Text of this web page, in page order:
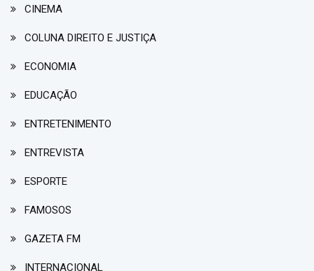
CINEMA
COLUNA DIREITO E JUSTIÇA
ECONOMIA
EDUCAÇÃO
ENTRETENIMENTO
ENTREVISTA
ESPORTE
FAMOSOS
GAZETA FM
INTERNACIONAL